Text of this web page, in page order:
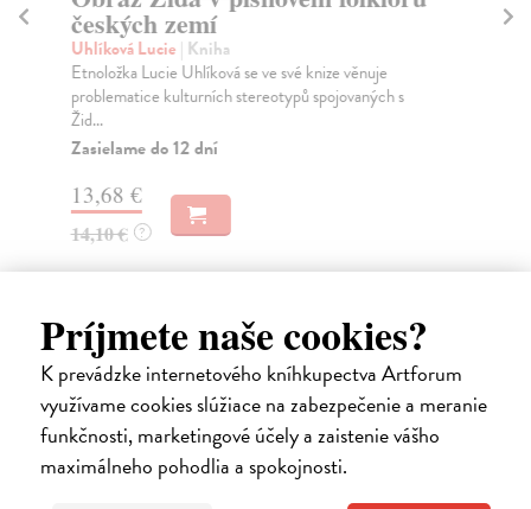
Príjmete naše cookies?
K prevádzke internetového kníhkupectva Artforum
využívame cookies slúžiace na zabezpečenie a meranie
funkčnosti, marketingové účely a zaistenie vášho
maximálneho pohodlia a spokojnosti.
českých zemí
Uhlíková Lucie | Kniha
Etnoložka Lucie Uhlíková se ve své knize věnuje
problematice kulturních stereotypů spojovaných s
Žid...
Zasielame do 12 dní
13,68 €
14,10 € ?
Ďalšie z kategórie sociológia
na sklade